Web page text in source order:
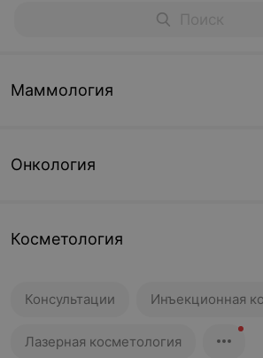
Маммология
Онкология
Косметология
Консультации Инъекционная
Лазерная косметология